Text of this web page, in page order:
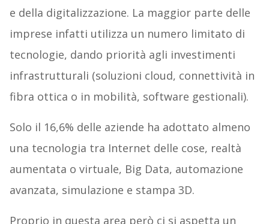
e della digitalizzazione. La maggior parte delle
imprese infatti utilizza un numero limitato di
tecnologie, dando priorità agli investimenti
infrastrutturali (soluzioni cloud, connettività in
fibra ottica o in mobilità, software gestionali).
Solo il 16,6% delle aziende ha adottato almeno
una tecnologia tra Internet delle cose, realtà
aumentata o virtuale, Big Data, automazione
avanzata, simulazione e stampa 3D.
Proprio in questa area però ci si aspetta un